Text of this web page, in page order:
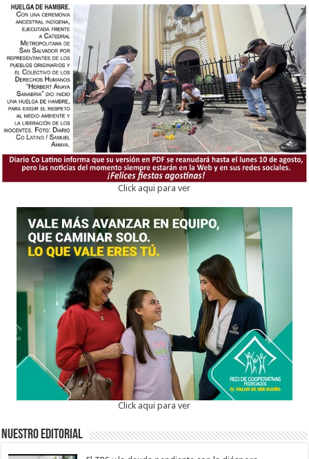
Click aqui para ver
Click aqui para ver
Nuestro Editorial